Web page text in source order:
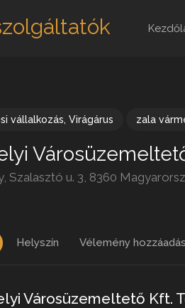
vállalkozás, Virágárus zala
Szalasztó u. 3, 8360
Helyszín Vélemény
Városüzemeltető Kft.